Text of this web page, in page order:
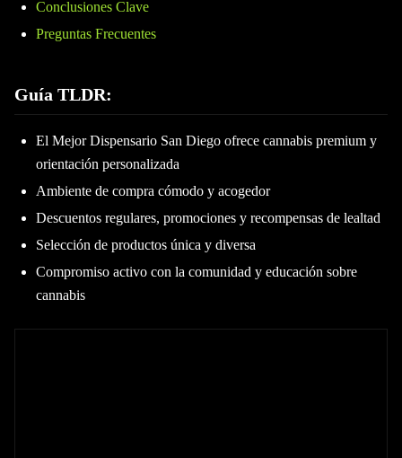
Conclusiones Clave
Preguntas Frecuentes
Guía TLDR:
El Mejor Dispensario San Diego ofrece cannabis premium y
orientación personalizada
Ambiente de compra cómodo y acogedor
Descuentos regulares, promociones y recompensas de lealtad
Selección de productos única y diversa
Compromiso activo con la comunidad y educación sobre
cannabis